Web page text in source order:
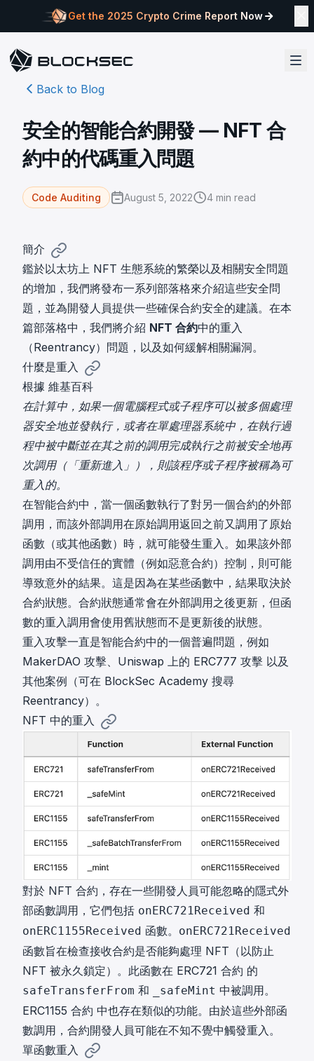
Get the 2025 Crypto Crime Report Now
Back to Blog
安全的智能合約開發 — NFT 合
約中的代碼重入問題
Code Auditing August 5, 2022 4 min read
簡介
鑑於以太坊上 NFT 生態系統的繁榮以及相關安全問題
的增加，我們將發布一系列部落格來介紹這些安全問
題，並為開發人員提供一些確保合約安全的建議。在本
篇部落格中，我們將介紹 NFT 合約中的重入
（Reentrancy）問題，以及如何緩解相關漏洞。
什麼是重入
根據 維基百科
在計算中，如果一個電腦程式或子程序可以被多個處理
器安全地並發執行，或者在單處理器系統中，在執行過
程中被中斷並在其之前的調用完成執行之前被安全地再
次調用（「重新進入」），則該程序或子程序被稱為可
重入的。
在智能合約中，當一個函數執行了對另一個合約的外部
調用，而該外部調用在原始調用返回之前又調用了原始
函數（或其他函數）時，就可能發生重入。如果該外部
調用由不受信任的實體（例如惡意合約）控制，則可能
導致意外的結果。這是因為在某些函數中，結果取決於
合約狀態。合約狀態通常會在外部調用之後更新，但函
數的重入調用會使用舊狀態而不是更新後的狀態。
重入攻擊一直是智能合約中的一個普遍問題，例如
MakerDAO 攻擊、 Uniswap 上的 ERC777 攻擊 以及
其他案例（可在 BlockSec Academy 搜尋
Reentrancy）。
NFT 中的重入
對於 NFT 合約，存在一些開發人員可能忽略的隱式外
部函數調用，它們包括 onERC721Received 和
onERC1155Received 函數。 onERC721Received
函數旨在檢查接收合約是否能夠處理 NFT（以防止
NFT 被永久鎖定）。此函數在 ERC721 合約 的
safeTransferFrom 和 _safeMint 中被調用。
ERC1155 合約 中也存在類似的功能。由於這些外部函
數調用，合約開發人員可能在不知不覺中觸發重入。
單函數重入